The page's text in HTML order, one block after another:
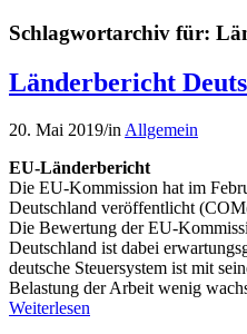
Schlagwortarchiv für:
Länderbericht
20. Mai 2019/in Allgemein
EU-Länderbericht
Die EU-Kommission hat im
Deutschland veröffentlicht
Die Bewertung der EU-
Deutschland ist dabei
deutsche Steuersystem ist mit
Belastung der Arbeit wenig
Weiterlesen